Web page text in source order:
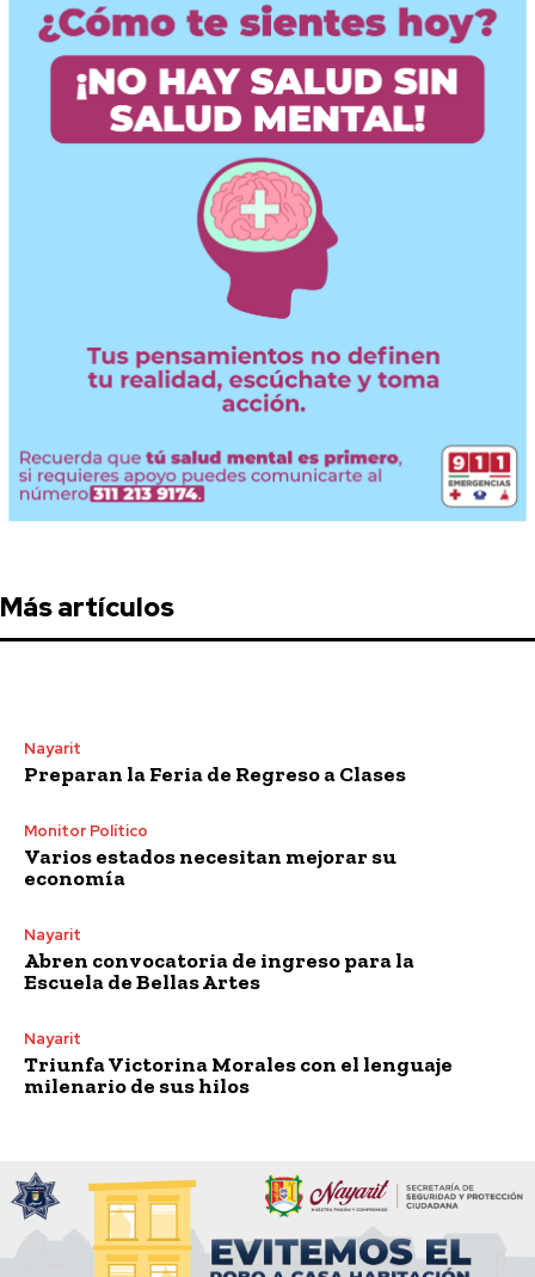
Más artículos
Nayarit
Preparan la Feria de Regreso a Clases
Monitor Político
Varios estados necesitan mejorar su
economía
Nayarit
Abren convocatoria de ingreso para la
Escuela de Bellas Artes
Nayarit
Triunfa Victorina Morales con el lenguaje
milenario de sus hilos